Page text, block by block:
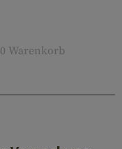
Warenkorb